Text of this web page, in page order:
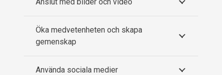
Öka medvetenheten och skapa
gemenskap
Använda sociala medier